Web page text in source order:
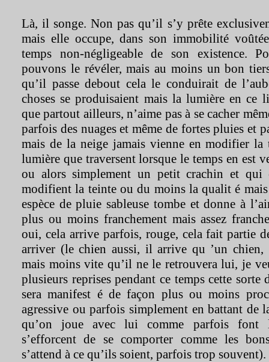
Là, il songe. Non pas qu’il s’y prête
mais elle occupe, dans son immobilité
temps non-négligeable de son existence.
pouvons le révéler, mais au moins un bon
qu’il passe debout cela le conduirait de
choses se produisaient mais la lumière en ce
que partout ailleurs, n’aime pas à se cacher
parfois des nuages et même de fortes pluies et
mais de la neige jamais vienne en modifier la
lumière que traversent lorsque le temps en est
ou alors simplement un petit crachin et
modifient la teinte ou du moins la qualit é
espèce de pluie sableuse tombe et donne à
plus ou moins franchement mais assez
oui, cela arrive parfois, rouge, cela fait partie
arriver (le chien aussi, il arrive qu ’un chien,
mais moins vite qu’il ne le retrouvera lui, je
plusieurs reprises pendant ce temps cette sorte
sera manifest é de façon plus ou moins
agressive ou parfois simplement en battant de
qu’on joue avec lui comme parfois font
s’efforcent de se comporter comme les
s’attend à ce qu’ils soient, parfois trop souvent).